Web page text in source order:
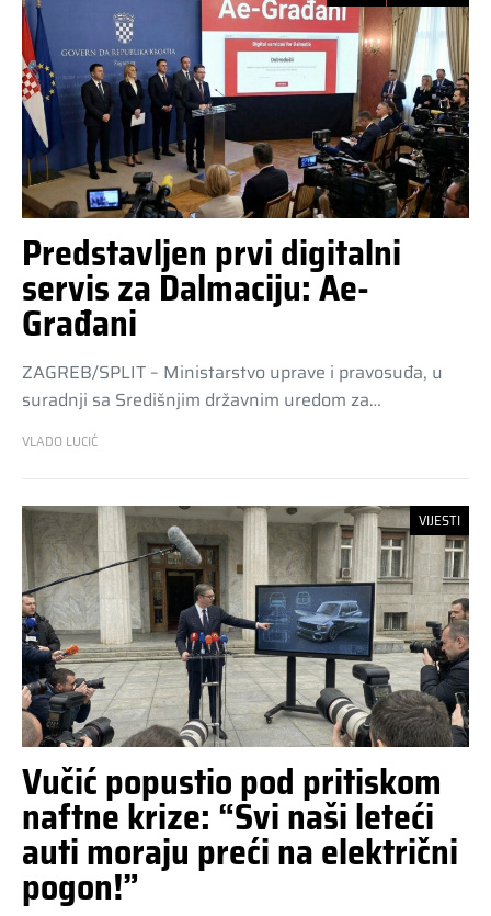
Predstavljen prvi digitalni
servis za Dalmaciju: Ae-
Građani
ZAGREB/SPLIT – Ministarstvo uprave i pravosuđa, u
suradnji sa Središnjim državnim uredom za…
VLADO LUCIĆ
VIJESTI
Vučić popustio pod pritiskom
naftne krize: “Svi naši leteći
auti moraju preći na električni
pogon!”